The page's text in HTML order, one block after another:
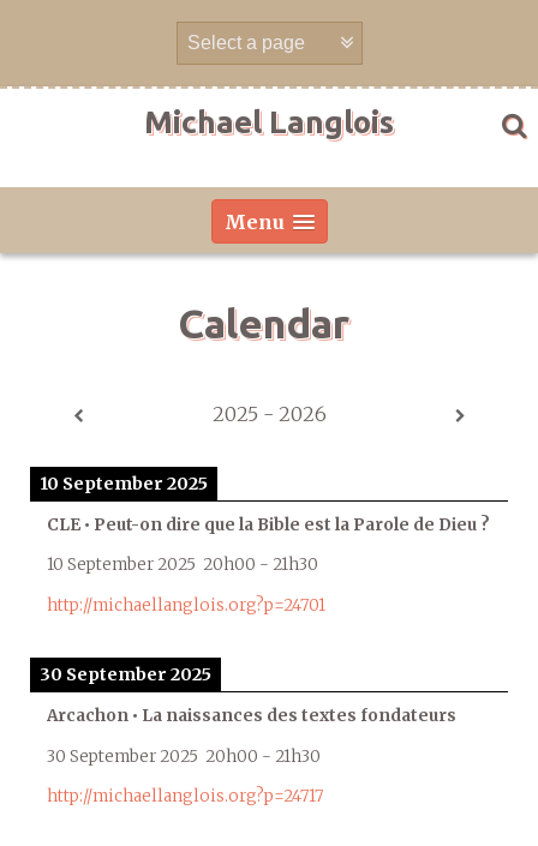
Michael Langlois
Menu
Calendar
2025 - 2026
10 September 2025
CLE • Peut-on dire que la Bible est la Parole de Dieu ?
10 September 2025 20h00 - 21h30
http://michaellanglois.org?p=24701
30 September 2025
Arcachon • La naissances des textes fondateurs
30 September 2025 20h00 - 21h30
http://michaellanglois.org?p=24717